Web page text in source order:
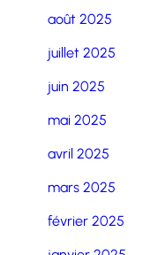
août 2025
juillet 2025
juin 2025
mai 2025
avril 2025
mars 2025
février 2025